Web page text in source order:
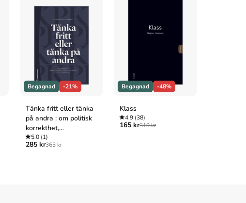
Begagnad -21%
Tänka fritt eller tänka
på andra : om politisk
korrekthet,
yttrandefrihet och
tolerans
5.0(1)
285 kr363 kr
Begagnad -48%
Klass
4.9 (38)
165 kr319 kr